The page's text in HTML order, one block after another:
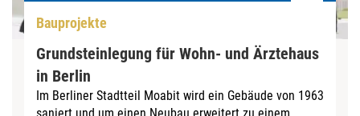
Bauprojekte
Grundsteinlegung für Wohn- und Ärztehaus
in Berlin
Im Berliner Stadtteil Moabit wird ein Gebäude von 1963